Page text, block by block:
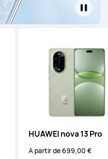
HUAWEI nova 13 Pro
A partir de 699,00 €
HUAWEI Pura 80 Ultra
Comprar